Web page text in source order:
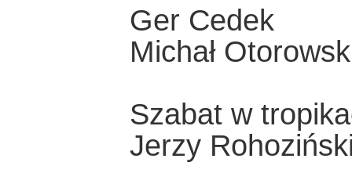
Ger Cedek
Michał
Szabat w
Jerzy